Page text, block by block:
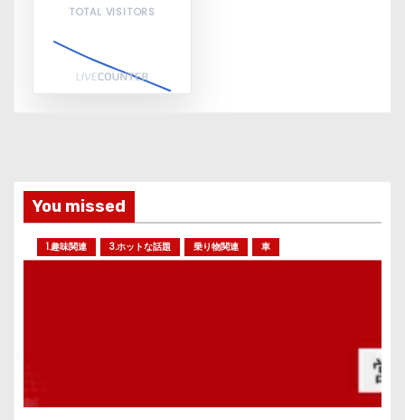
TOTAL VISITORS
You missed
1.趣味関連 3.ホットな話題 乗り物関連 車